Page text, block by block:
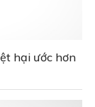
hại ước hơn